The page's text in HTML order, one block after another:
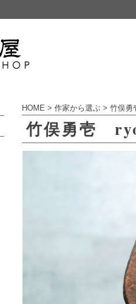
HOME > 作家から選ぶ > 竹俣勇
竹俣勇壱